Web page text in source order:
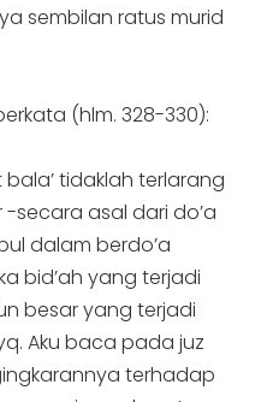
sembilan ratus murid
(hlm. 328-330):
bala’ tidaklah terlarang
secara asal dari do’a
dalam berdo’a
bid’ah yang terjadi
besar yang terjadi
Aku baca pada juz
terhadap